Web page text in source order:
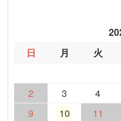
日
月 火
2
3 4
9
10 11